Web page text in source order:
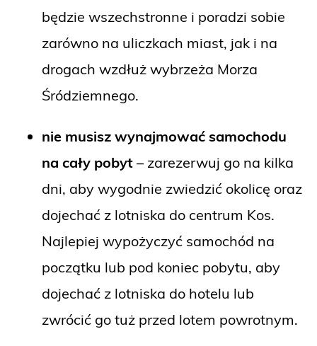
będzie wszechstronne i poradzi sobie
zarówno na uliczkach miast, jak i na
drogach wzdłuż wybrzeża Morza
Śródziemnego.
nie musisz wynajmować samochodu
na cały pobyt – zarezerwuj go na kilka
dni, aby wygodnie zwiedzić okolicę oraz
dojechać z lotniska do centrum Kos.
Najlepiej wypożyczyć samochód na
początku lub pod koniec pobytu, aby
dojechać z lotniska do hotelu lub
zwrócić go tuż przed lotem powrotnym.